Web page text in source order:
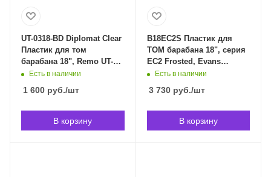
UT-0318-BD Diplomat Clear
Пластик для том
барабана 18", Remo UT-
0318-BD в Владивостоке
Есть в наличии
1 600 руб./шт
В корзину
B18EC2S Пластик для
ТОМ барабана 18", серия
EC2 Frosted, Evans
B18EC2S в Владивостоке
Есть в наличии
3 730руб./шт
В корзину